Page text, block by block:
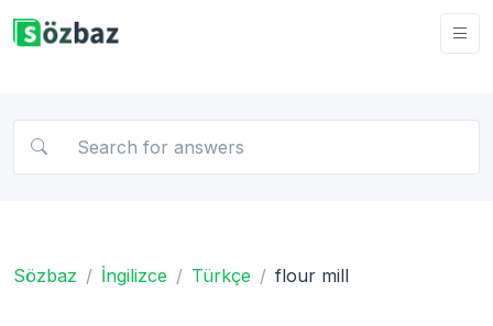
Sözbaz İngilizce Türkçe flour mill